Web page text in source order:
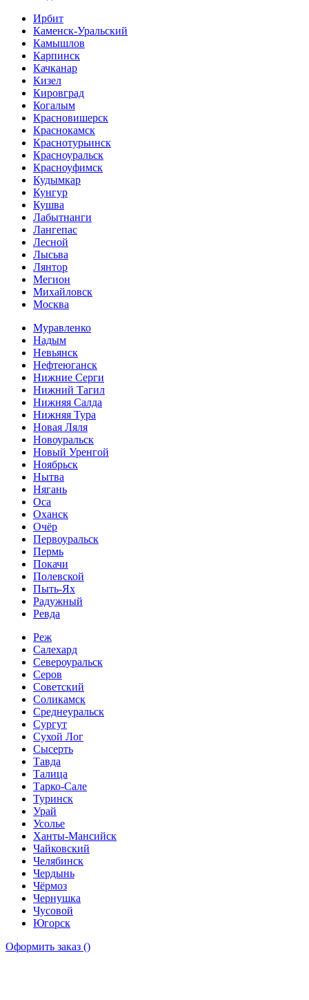
Ирбит
Каменск-Уральский
Камышлов
Карпинск
Качканар
Кизел
Кировград
Когалым
Красновишерск
Краснокамск
Краснотурьинск
Красноуральск
Красноуфимск
Кудымкар
Кунгур
Кушва
Лабытнанги
Лангепас
Лесной
Лысьва
Лянтор
Мегион
Михайловск
Москва
Муравленко
Надым
Невьянск
Нефтеюганск
Нижние Серги
Нижний Тагил
Нижняя Салда
Нижняя Тура
Новая Ляля
Новоуральск
Новый Уренгой
Ноябрьск
Нытва
Нягань
Оса
Оханск
Очёр
Первоуральск
Пермь
Покачи
Полевской
Пыть-Ях
Радужный
Ревда
Реж
Салехард
Североуральск
Серов
Советский
Соликамск
Среднеуральск
Сургут
Сухой Лог
Сысерть
Тавда
Талица
Тарко-Сале
Туринск
Урай
Усолье
Ханты-Мансийск
Чайковский
Челябинск
Чердынь
Чёрмоз
Чернушка
Чусовой
Югорск
Оформить заказ ()